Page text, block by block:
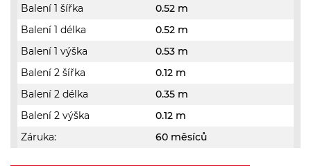
Balení 1 šířka
0.52 m
Balení 1 délka
0.52 m
Balení 1 výška
0.53 m
Balení 2 šířka
0.12 m
Balení 2 délka
0.35 m
Balení 2 výška
0.12 m
Záruka:
60 měsíců